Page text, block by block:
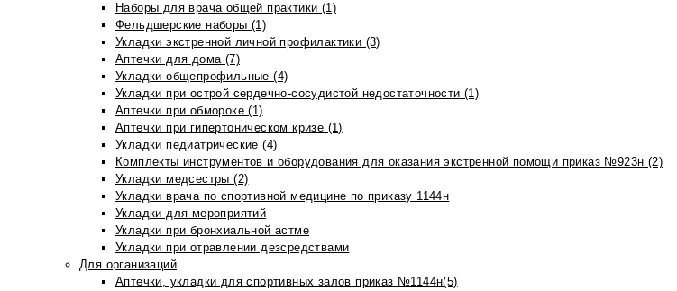
Наборы для врача общей практики (1)
Фельдшерские наборы (1)
Укладки экстренной личной профилактики (3)
Аптечки для дома (7)
Укладки общепрофильные (4)
Укладки при острой сердечно-сосудистой недостаточности (1)
Аптечки при обмороке (1)
Аптечки при гипертоническом кризе (1)
Укладки педиатрические (4)
Комплекты инструментов и оборудования для оказания экстренной помощи приказ №923н (2)
Укладки медсестры (2)
Укладки врача по спортивной медицине по приказу 1144н
Укладки для мероприятий
Укладки при бронхиальной астме
Укладки при отравлении дезсредствами
Для организаций
Аптечки, укладки для спортивных залов приказ №1144н(5)